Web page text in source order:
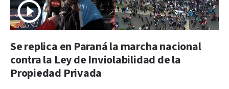
Se replica en Paraná la marcha nacional
contra la Ley de Inviolabilidad de la
Propiedad Privada